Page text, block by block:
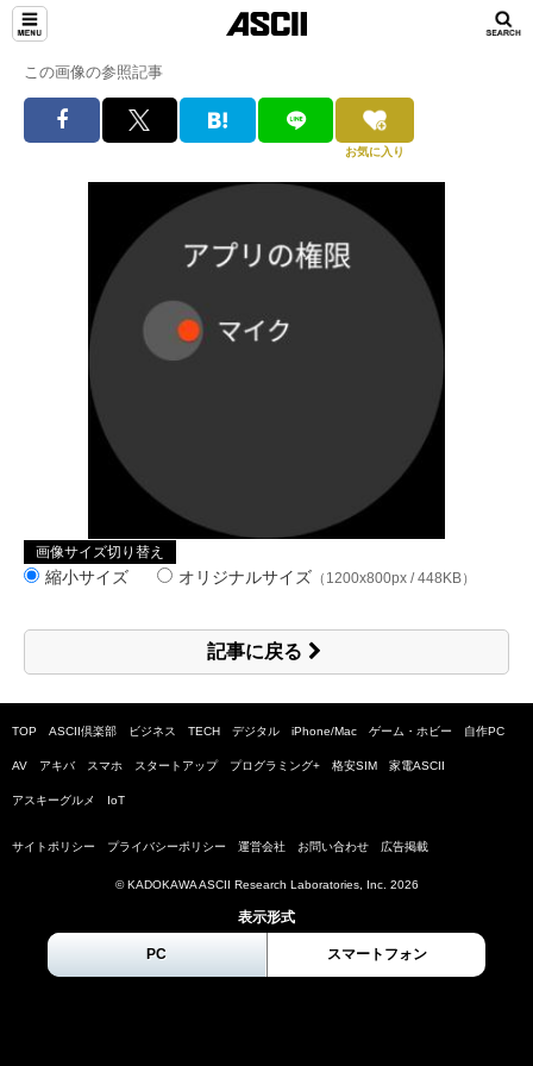
この画像の参照記事
お気に入り
画像サイズ切り替え
縮小サイズ オリジナルサイズ （1200x800px / 448KB）
記事に戻る
TOP ASCII倶楽部 ビジネス TECH デジタル iPhone/Mac ゲーム・ホビー 自作PC
AV アキバ スマホ スタートアップ プログラミング+ 格安SIM 家電ASCII
アスキーグルメ IoT
サイトポリシー プライバシーポリシー 運営会社 お問い合わせ 広告掲載
© KADOKAWA ASCII Research Laboratories, Inc. 2026
表示形式
PC スマートフォン